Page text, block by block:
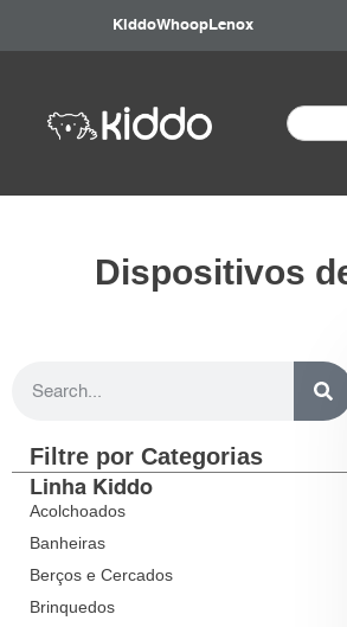
KiddoWhoop Lenox
Dispositivos
Filtre por Categorias
Linha Kiddo
Acolchoados
Banheiras
Berços e Cercados
Brinquedos